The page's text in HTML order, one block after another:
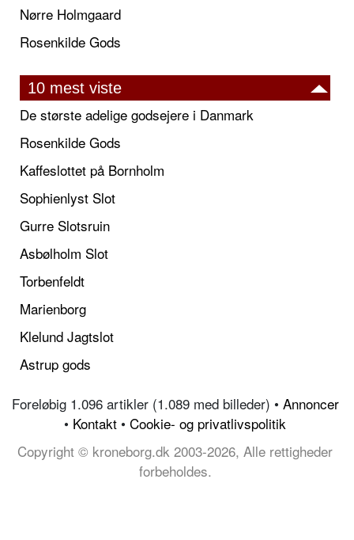
Nørre Holmgaard
Rosenkilde Gods
10 mest viste
De største adelige godsejere i Danmark
Rosenkilde Gods
Kaffeslottet på Bornholm
Sophienlyst Slot
Gurre Slotsruin
Asbølholm Slot
Torbenfeldt
Marienborg
Klelund Jagtslot
Astrup gods
Foreløbig 1.096 artikler (1.089 med billeder) • Annoncer
• Kontakt • Cookie- og privatlivspolitik
Copyright © kroneborg.dk 2003-2026, Alle rettigheder
forbeholdes.